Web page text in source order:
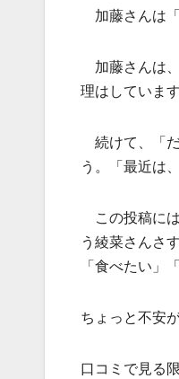
加藤さんは
加藤さんは
理はしていま
続けて、「
う。「最近は
この投稿に
う綾菜さんさ
「食べたい」
ちょっと不安
口コミで見る